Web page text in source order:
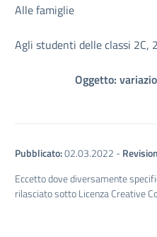
Alle famiglie
Agli studenti delle classi 2C,
Oggetto:
Pubblicato:02.03.2022 -
Eccetto dove diversamente
rilasciato sotto Licenza Creative